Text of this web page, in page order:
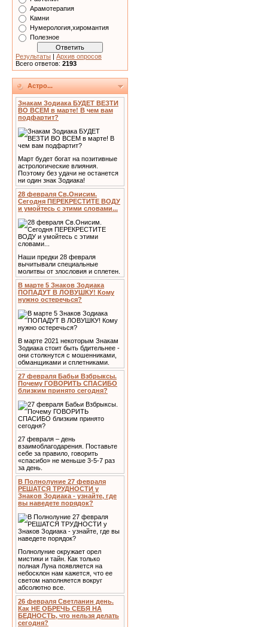
Арамотерапия
Камни
Нумерология,хиромантия
Полезное
Результаты | Архив опросов
Всего ответов: 2193
Астро...
Знакам Зодиака БУДЕТ ВЕЗТИ
ВО ВСЕМ в марте! В чем вам
подфартит?
Март будет богат на позитивные
астрологические влияния.
Поэтому без удачи не останется
ни один знак Зодиака!
28 февраля Св.Онисим.
Сегодня ПЕРЕКРЕСТИТЕ ВОДУ
и умойтесь с этими словами...
Наши предки 28 февраля
вычитывали специальные
молитвы от злословия и сплетен.
В марте 5 Знаков Зодиака
ПОПАДУТ В ЛОВУШКУ! Кому
нужно остеречься?
В марте 2021 некоторым Знакам
Зодиака стоит быть бдительнее -
они столкнутся с мошенниками,
обманщиками и сплетниками.
27 февраля Бабьи Взбрыксы.
Почему ГОВОРИТЬ СПАСИБО
близким принято сегодня?
27 февраля – день
взаимоблагодарения. Поставьте
себе за правило, говорить
«спасибо» не меньше 3-5-7 раз
за день.
В Полнолуние 27 февраля
РЕШАТСЯ ТРУДНОСТИ у
Знаков Зодиака - узнайте, где
вы наведете порядок?
Полнолуние окружает орел
мистики и тайн. Как только
полная Луна появляется на
небосклон нам кажется, что ее
светом наполняется вокруг
абсолютно все.
26 февраля Светланин день.
Как НЕ ОБРЕЧЬ СЕБЯ НА
БЕДНОСТЬ, что нельзя делать
сегодня?